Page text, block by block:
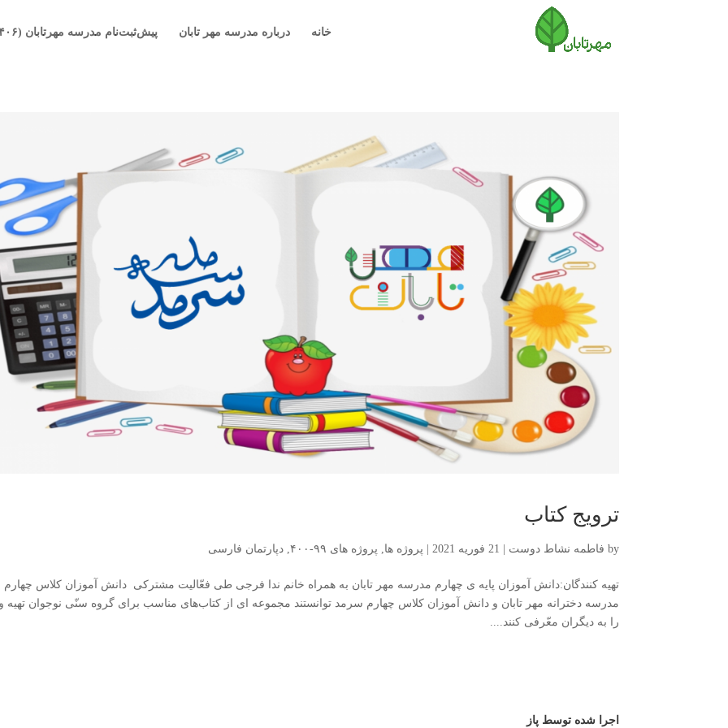
خانه درباره مدرسه مهر تابان پیش‌ثبت‌نام مدرسه مهرتابان (۱۴۰۶-۱۴۰۵)
ترویج کتاب
by فاطمه نشاط دوست 21 فوریه 2021 پروژه ها, پروژه های ۹۹-۴۰۰ ,دپارتمان فارسی
تهیه کنندگان:دانش آموزان پایه ی چهارم مدرسه مهر تابان به همراه خانم ندا فرجی طی فعّالیت مشترکی دانش آموزان کلاس چهارم
مدرسه دخترانه مهر تابان و دانش آموزان کلاس چهارم سرمد توانستند مجموعه ای از کتاب‌های مناسب برای گروه سنّی نوجوان تهیه
را به دیگران معّرفی کنند....
اجرا شده توسط پاز